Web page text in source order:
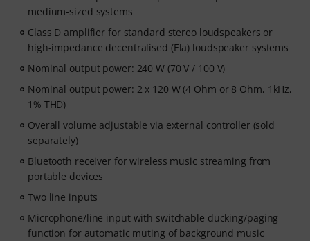
medium-sized systems
Class D amplifier for standard stereo loudspeakers or
high-impedance decentralised (Ela) loudspeaker systems
Nominal output power: 240 W (70 V / 100 V)
Nominal output power: 2 x 120 W (4 Ohm or 8 Ohm, 1kHz,
1% THD)
Overall volume adjustable via external controller (sold
separately)
Bluetooth receiver for wireless music streaming from
portable devices
Two line inputs
Microphone/line input with switchable ducking/paging
function for automatic muting of background music